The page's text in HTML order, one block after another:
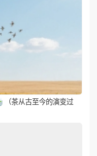
（茶从古至今的演变过